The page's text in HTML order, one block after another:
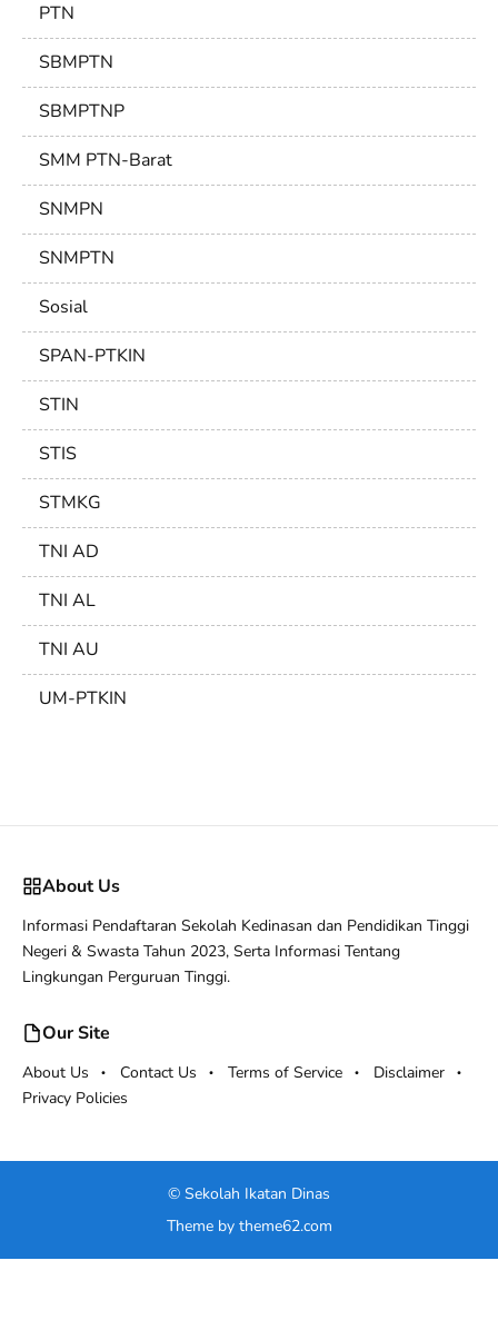
PTN
SBMPTN
SBMPTNP
SMM PTN-Barat
SNMPN
SNMPTN
Sosial
SPAN-PTKIN
STIN
STIS
STMKG
TNI AD
TNI AL
TNI AU
UM-PTKIN
About Us
Informasi Pendaftaran Sekolah Kedinasan dan Pendidikan Tinggi
Negeri & Swasta Tahun 2023, Serta Informasi Tentang
Lingkungan Perguruan Tinggi.
Our Site
About Us Contact Us Terms of Service
Disclaimer
Privacy Policies
© Sekolah Ikatan Dinas
Theme by theme62.com